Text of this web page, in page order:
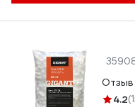
Отзыв
4.2